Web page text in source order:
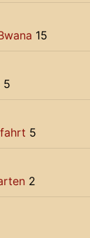
15
5
5
2